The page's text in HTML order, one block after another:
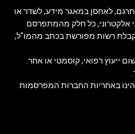
לאחסן במאגר מידע, לשדר או
אלקטרוני, כל חלק מהמתפרסם
רשות מפורשת בכתב מהמו"ל,
ייעוץ רפואי, קוסמטי או אחר.
באחריות החברות המפרסמות